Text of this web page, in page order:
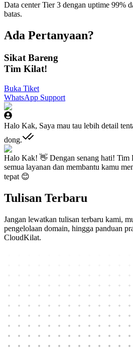
Data center Tier 3 dengan uptime 99%
batas.
Ada Pertanyaan?
Sikat Bareng
Tim Kilat!
Buka Tiket
WhatsApp Support
Halo Kak, Saya mau tau lebih detail
dong.
Halo Kak! 👋 Dengan senang hati! Tim
semua layanan dan membantu kamu
tepat 😊
Tulisan Terbaru
Jangan lewatkan tulisan terbaru kami,
pengelolaan domain, hingga panduan
CloudKilat.